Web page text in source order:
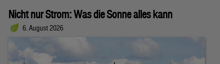
Nicht nur Strom: Was die Sonne alles kann
6. August 2026